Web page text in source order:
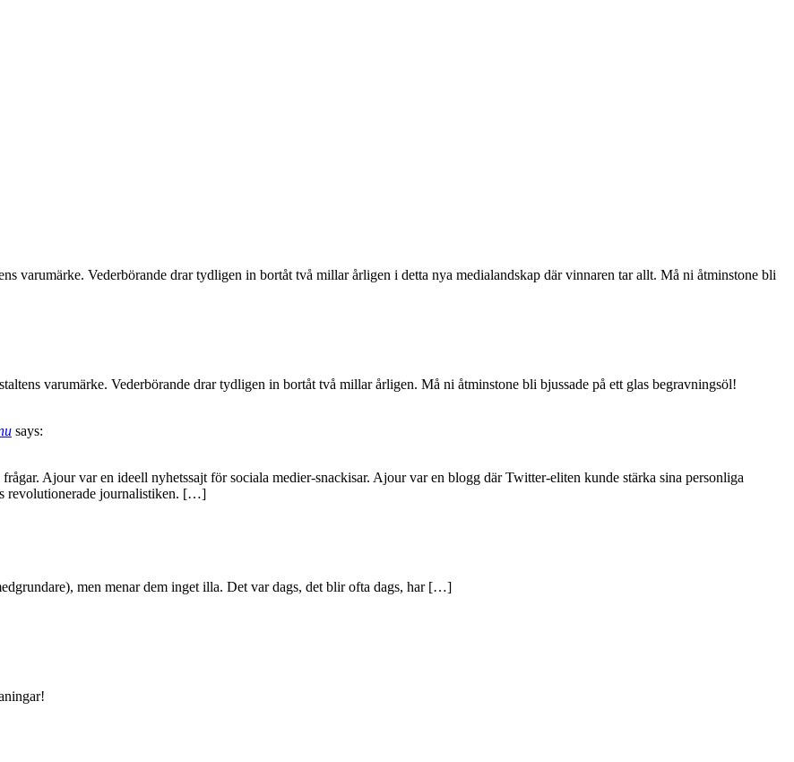
varumärke. Vederbörande drar tydligen in bortåt två millar årligen i detta nya medialandskap där vinnaren tar allt. Må ni åtminstone bli
varumärke. Vederbörande drar tydligen in bortåt två millar årligen. Må ni åtminstone bli bjussade på ett glas begravningsöl!
says:
Ajour var en ideell nyhetssajt för sociala medier-snackisar. Ajour var en blogg där Twitter-eliten kunde stärka sina personliga
revolutionerade journalistiken. […]
men menar dem inget illa. Det var dags, det blir ofta dags, har […]